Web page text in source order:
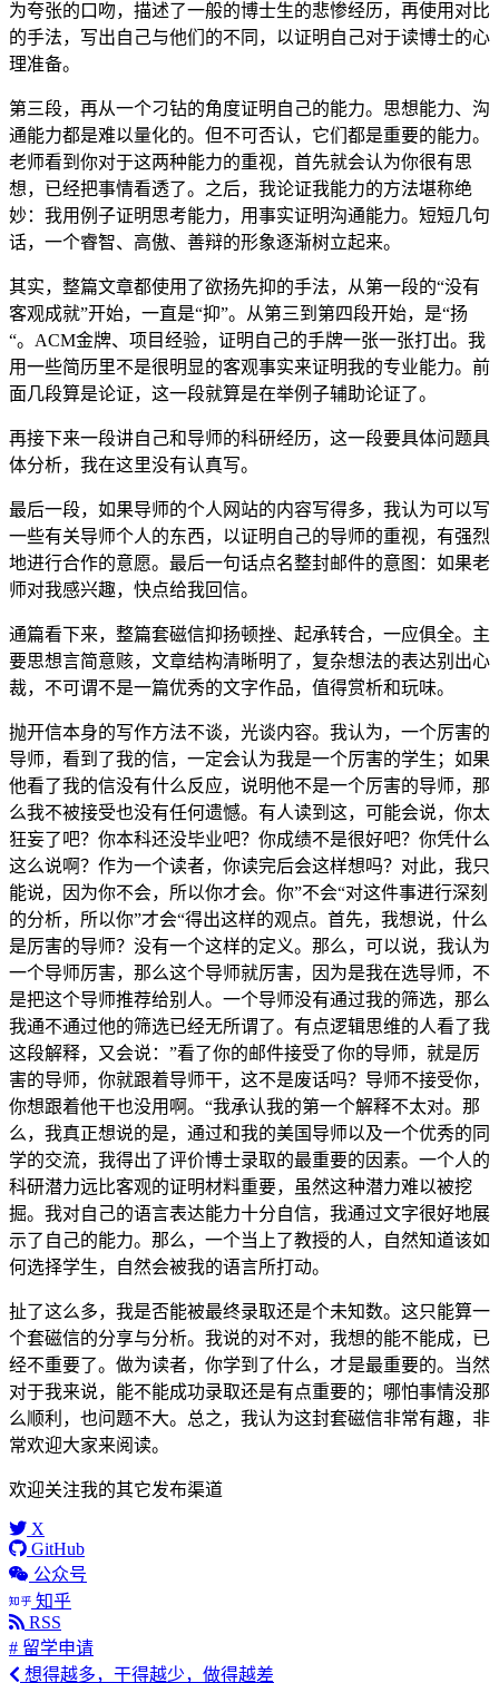
为夸张的口吻，描述了一般的博士生的悲惨经历，再使用对比
的手法，写出自己与他们的不同，以证明自己对于读博士的心
理准备。
第三段，再从一个刁钻的角度证明自己的能力。思想能力、沟
通能力都是难以量化的。但不可否认，它们都是重要的能力。
老师看到你对于这两种能力的重视，首先就会认为你很有思
想，已经把事情看透了。之后，我论证我能力的方法堪称绝
妙：我用例子证明思考能力，用事实证明沟通能力。短短几句
话，一个睿智、高傲、善辩的形象逐渐树立起来。
其实，整篇文章都使用了欲扬先抑的手法，从第一段的“没有
客观成就”开始，一直是“抑”。从第三到第四段开始，是“扬
“。ACM金牌、项目经验，证明自己的手牌一张一张打出。我
用一些简历里不是很明显的客观事实来证明我的专业能力。前
面几段算是论证，这一段就算是在举例子辅助论证了。
再接下来一段讲自己和导师的科研经历，这一段要具体问题具
体分析，我在这里没有认真写。
最后一段，如果导师的个人网站的内容写得多，我认为可以写
一些有关导师个人的东西，以证明自己的导师的重视，有强烈
地进行合作的意愿。最后一句话点名整封邮件的意图：如果老
师对我感兴趣，快点给我回信。
通篇看下来，整篇套磁信抑扬顿挫、起承转合，一应俱全。主
要思想言简意赅，文章结构清晰明了，复杂想法的表达别出心
裁，不可谓不是一篇优秀的文字作品，值得赏析和玩味。
抛开信本身的写作方法不谈，光谈内容。我认为，一个厉害的
导师，看到了我的信，一定会认为我是一个厉害的学生；如果
他看了我的信没有什么反应，说明他不是一个厉害的导师，那
么我不被接受也没有任何遗憾。有人读到这，可能会说，你太
狂妄了吧？你本科还没毕业吧？你成绩不是很好吧？你凭什么
这么说啊？作为一个读者，你读完后会这样想吗？对此，我只
能说，因为你不会，所以你才会。你”不会“对这件事进行深刻
的分析，所以你”才会“得出这样的观点。首先，我想说，什么
是厉害的导师？没有一个这样的定义。那么，可以说，我认为
一个导师厉害，那么这个导师就厉害，因为是我在选导师，不
是把这个导师推荐给别人。一个导师没有通过我的筛选，那么
我通不通过他的筛选已经无所谓了。有点逻辑思维的人看了我
这段解释，又会说：”看了你的邮件接受了你的导师，就是厉
害的导师，你就跟着导师干，这不是废话吗？导师不接受你，
你想跟着他干也没用啊。“我承认我的第一个解释不太对。那
么，我真正想说的是，通过和我的美国导师以及一个优秀的同
学的交流，我得出了评价博士录取的最重要的因素。一个人的
科研潜力远比客观的证明材料重要，虽然这种潜力难以被挖
掘。我对自己的语言表达能力十分自信，我通过文字很好地展
示了自己的能力。那么，一个当上了教授的人，自然知道该如
何选择学生，自然会被我的语言所打动。
扯了这么多，我是否能被最终录取还是个未知数。这只能算一
个套磁信的分享与分析。我说的对不对，我想的能不能成，已
经不重要了。做为读者，你学到了什么，才是最重要的。当然
对于我来说，能不能成功录取还是有点重要的；哪怕事情没那
么顺利，也问题不大。总之，我认为这封套磁信非常有趣，非
常欢迎大家来阅读。
欢迎关注我的其它发布渠道
X
GitHub
公众号
知乎
RSS
# 留学申请
想得越多，干得越少，做得越差